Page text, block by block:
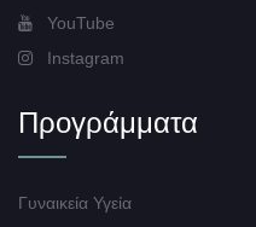
YouTube
Instagram
Προγράμματα
Γυναικεία Υγεία